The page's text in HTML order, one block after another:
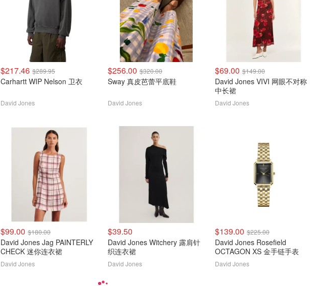
$217.46 $289.95
Carhartt WIP Nelson 卫衣
David Jones
$256.00 $320.00
Sway 真皮芭蕾平底鞋
David Jones
$69.00 $149.00
David Jones VIVI 网眼不对称
中长裙
David Jones
$99.00 $180.00
David Jones Jag PAINTERLY
CHECK 迷你连衣裙
David Jones
$39.50
David Jones Witchery 露肩针
织连衣裙
David Jones
$139.00 $225.00
David Jones Rosefield
OCTAGON XS 金手链手表
David Jones